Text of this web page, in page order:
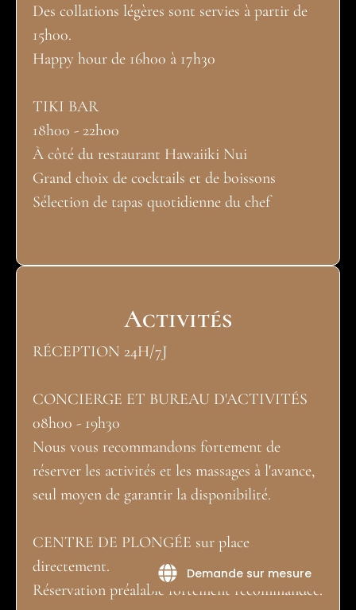
Des collations légères sont servies à partir de
15h00.
Happy hour de 16h00 à 17h30
TIKI BAR
18h00 - 22h00
À côté du restaurant Hawaiiki Nui
Grand choix de cocktails et de boissons
Sélection de tapas quotidienne du chef
Activités
RÉCEPTION 24H/7J
CONCIERGE ET BUREAU D'ACTIVITÉS
08h00 - 19h30
Nous vous recommandons fortement de
réserver les activités et les massages à l'avance,
seul moyen de garantir la disponibilité.
CENTRE DE PLONGÉE sur place
directement.
Réservation préalable fortement recommandée.
Demande sur mesure